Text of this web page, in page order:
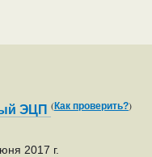
ЭЦП (Как проверить?)
2017 г.